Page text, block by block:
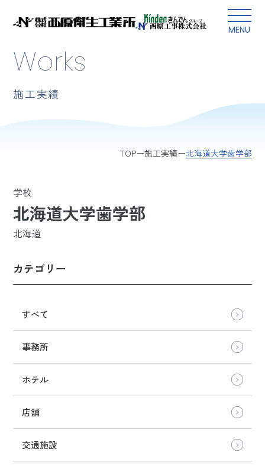
MENU
本文にスキップ
Works
施工実績
TOP 施工実績 北海道大学歯学部
学校
北海道大学歯学部
北海道
カテゴリー
すべて
事務所
ホテル
店舗
交通施設